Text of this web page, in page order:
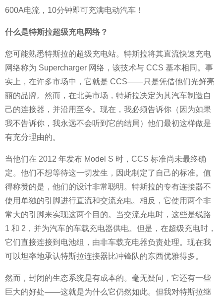
600A电流，10分钟即可充满电动汽车！
什么是特斯拉超级充电网络？
您可能熟悉特斯拉的超级充电站。特斯拉将其直流快速充电
网络称为 Supercharger 网络，该技术与 CCS 基本相同。事
实上，在许多市场中，它就是 CCS——只是凭借他们光鲜亮
丽的品牌。然而，在北美市场，特斯拉决定为其汽车制造自
己的连接器，并沿用至今。现在，我必须告诉你（因为如果
我不告诉你，我永远不会听到它的结局）他们最初这样做是
有充分理由的。
当他们在 2012 年发布 Model S 时，CCS 标准尚未最终确
定。他们不想等待这一切发生，因此制定了自己的标准。值
得称赞的是，他们的设计非常聪明。特斯拉的专有连接器不
使用单独的引脚进行直流和交流充电。相反，它使用两个非
常大的引脚来实现这两个目的。当交流充电时，这些是线路
1 和 2，并为汽车的车载充电器供电。但是，在超级充电时，
它们直接连接到电池组，由非车载充电器负责处理。现在我
可以坦率地承认特斯拉连接器比冲锋队的东西优雅得多。
然而，封闭的生态系统是有成本的。毫无疑问，它还有一些
巨大的好处——这就是为什么它仍然如此。但我对特斯拉继